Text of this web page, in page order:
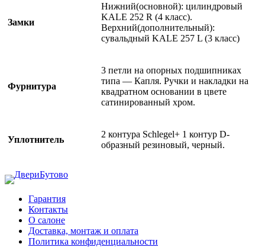
Замки
Нижний(основной): цилиндровый
KALE 252 R (4 класс).
Верхний(дополнительный):
сувальдный KALE 257 L (3 класс)
Фурнитура
3 петли на опорных подшипниках
типа — Капля. Ручки и накладки на
квадратном основании в цвете
сатинированный хром.
Уплотнитель
2 контура Schlegel+ 1 контур D-
образный резиновый, черный.
Гарантия
Контакты
О салоне
Доставка, монтаж и оплата
Политика конфиденциальности